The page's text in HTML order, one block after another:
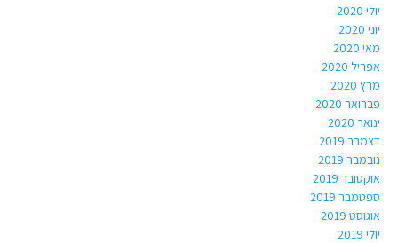
יולי 2020
יוני 2020
מאי 2020
אפריל 2020
מרץ 2020
פברואר 2020
ינואר 2020
דצמבר 2019
נובמבר 2019
אוקטובר 2019
ספטמבר 2019
אוגוסט 2019
יולי 2019